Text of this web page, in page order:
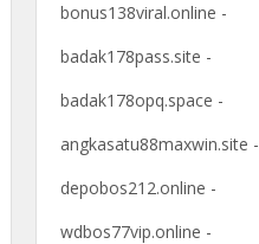
bonus138viral.online -
badak178pass.site -
badak178opq.space -
angkasatu88maxwin.site -
depobos212.online -
wdbos77vip.online -